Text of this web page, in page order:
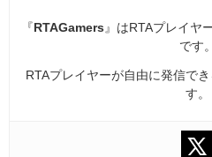
『RTAGamers 』はRTAプレイヤ
です。
RTAプレイヤーが自由に発信で
す。